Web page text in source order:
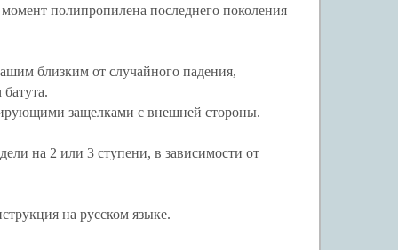
полипропилена последнего поколения
близким от случайного падения,
защелками с внешней стороны.
на 2 или 3 ступени, в зависимости от
на русском языке.